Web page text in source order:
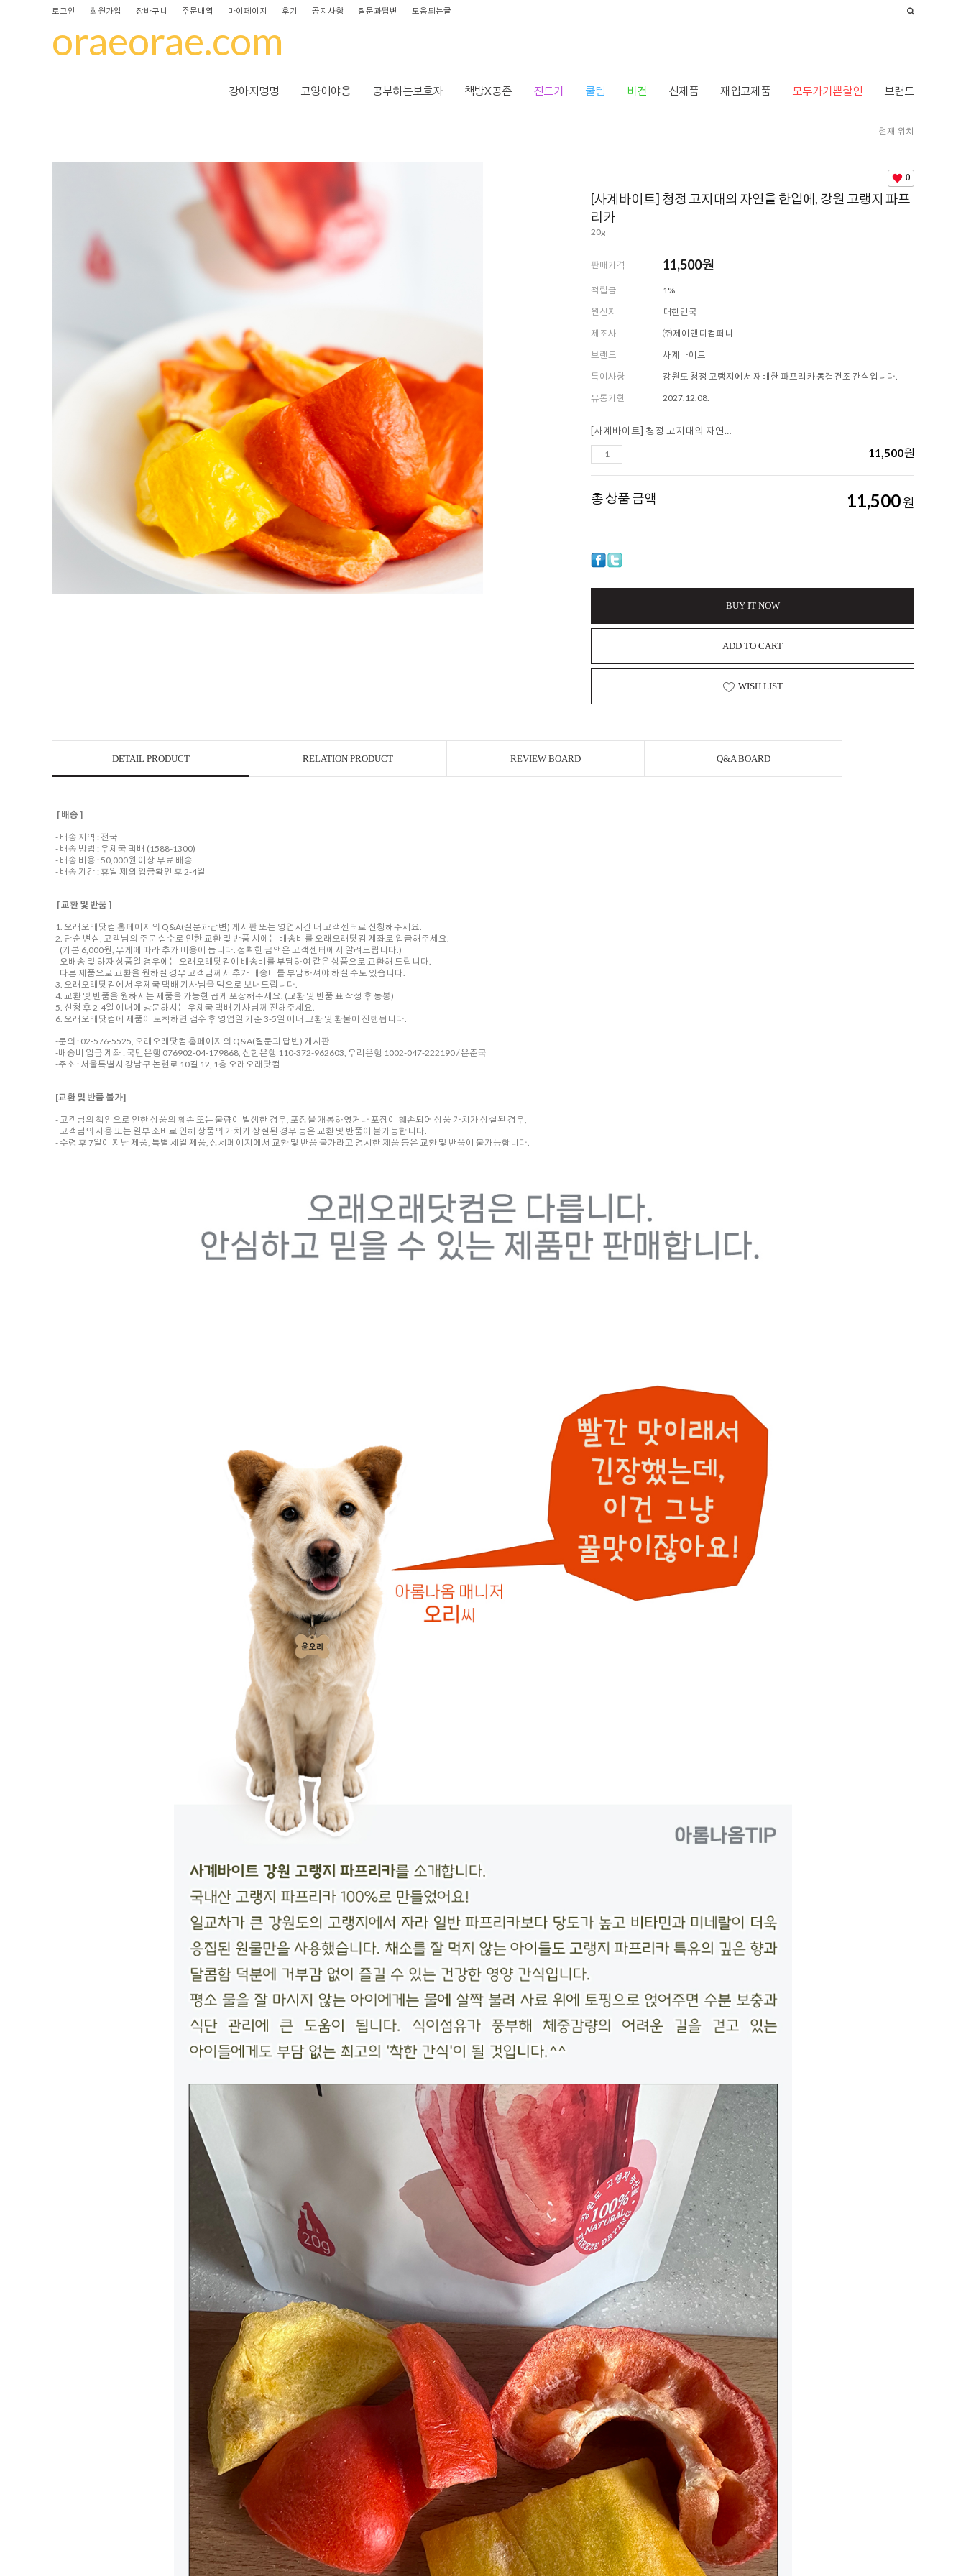
로그인 회원가입 장바구니 주문내역 마이페이지 후기 공지사항 질문과답변 도움되는글
oraeorae.com
강아지멍멍 고양이야옹 공부하는보호자 책방X공존 진드기 쿨템 비건 신제품 재입고제품 모두가기쁜할인 브랜드
현재 위치
0
[사계바이트] 청정 고지대의 자연을 한입에, 강원 고랭지 파프
리카
20g
판매가격 11,500원
적립금
1%
원산지
대한민국
제조사
㈜제이앤디컴퍼니
브랜드
사계바이트
특이사항
강원도 청정 고랭지에서 재배한 파프리카 동결건조 간식입니다.
유통기한
2027.12.08.
[사계바이트] 청정 고지대의 자연을 한입에, 강원 고랭지 파프리카
11,500원
총 상품 금액 11,500원
BUY IT NOW
ADD TO CART
WISH LIST
DETAIL PRODUCT RELATION PRODUCT REVIEW BOARD Q&A BOARD
[ 배송 ]
- 배송 지역 : 전국
- 배송 방법 : 우체국 택배 (1588-1300)
- 배송 비용 : 50,000원 이상 무료 배송
- 배송 기간 : 휴일 제외 입금확인 후 2-4일
[ 교환 및 반품 ]
1. 오래오래닷컴 홈페이지의 Q&A(질문과답변) 게시판 또는 영업시간 내 고객센터로 신청해주세요.
2. 단순 변심, 고객님의 주문 실수로 인한 교환 및 반품 시에는 배송비를 오래오래닷컴 계좌로 입금해주세요.
(기본 6,000원, 무게에 따라 추가 비용이 듭니다. 정확한 금액은 고객센터에서 알려드립니다.)
오배송 및 하자 상품일 경우에는 오래오래닷컴이 배송비를 부담하여 같은 상품으로 교환해 드립니다.
다른 제품으로 교환을 원하실 경우 고객님께서 추가 배송비를 부담하셔야 하실 수도 있습니다.
3. 오래오래닷컴에서 우체국 택배 기사님을 댁으로 보내드립니다.
4. 교환 및 반품을 원하시는 제품을 가능한 곱게 포장해주세요. (교환 및 반품 표 작성 후 동봉)
5. 신청 후 2-4일 이내에 방문하시는 우체국 택배 기사님께 전해주세요.
6. 오래오래닷컴에 제품이 도착하면 검수 후 영업일 기준 3-5일 이내 교환 및 환불이 진행됩니다.
-문의 : 02-576-5525, 오래오래닷컴 홈페이지의 Q&A(질문과 답변) 게시판
-배송비 입금 계좌 : 국민은행 076902-04-179868, 신한은행 110-372-962603, 우리은행 1002-047-222190 / 윤준국
-주소 : 서울특별시 강남구 논현로 10길 12, 1층 오래오래닷컴
[교환 및 반품 불가]
- 고객님의 책임으로 인한 상품의 훼손 또는 불량이 발생한 경우, 포장을 개봉하였거나 포장이 훼손되어 상품 가치가 상실된 경우,
고객님의 사용 또는 일부 소비로 인해 상품의 가치가 상실된 경우 등은 교환 및 반품이 불가능합니다.
- 수령 후 7일이 지난 제품, 특별 세일 제품, 상세페이지에서 교환 및 반품 불가라고 명시한 제품 등은 교환 및 반품이 불가능합니다.